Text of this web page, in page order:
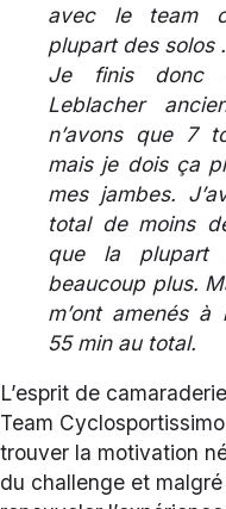
avec le team
plupart des solos .
Je finis donc
Leblacher
n’avons que 7
mais je dois ça
mes jambes.
total de moins
que la plupart
beaucoup plus.
m’ont amenés à
55 min au total.
L’esprit de
Team
trouver la motivation
du challenge et